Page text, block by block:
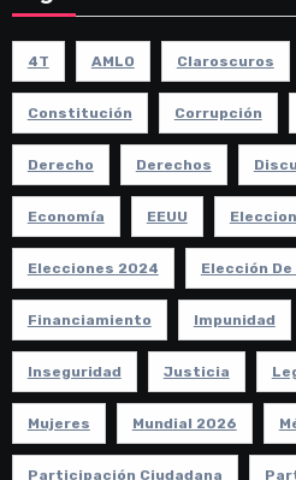
4T AMLO Claroscuros
Constitución Corrupción
Derecho Derechos
Economía EEUU
Elecciones 2024 Elección
Financiamiento Impunidad
Inseguridad Justicia
Mujeres Mundial 2026
Participación Ciudadana